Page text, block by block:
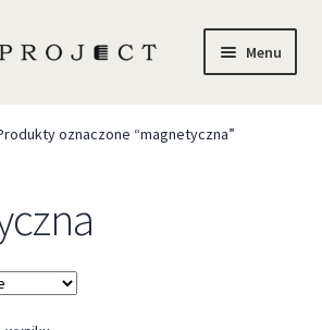
Menu
oznaczone “magnetyczna”